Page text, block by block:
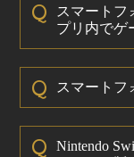
Q
スマートフ
プリ内でゲ
Q スマートフ
Q
Nintendo